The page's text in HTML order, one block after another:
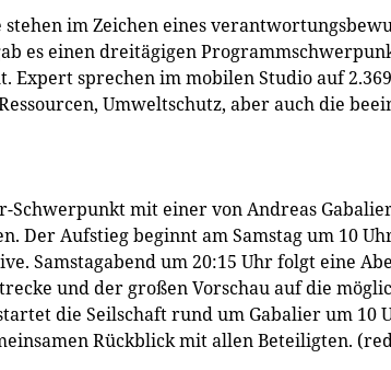
stehen im Zeichen eines
es einen dreitägigen
Expert sprechen im mobilen Studio auf
Umweltschutz, aber auch die
mit einer von Andreas
Der Aufstieg beginnt am Samstag um 10
Samstagabend um 20:15 Uhr folgt eine
und der großen Vorschau auf die
die Seilschaft rund um Gabalier um 10
Rückblick mit allen Beteiligten.